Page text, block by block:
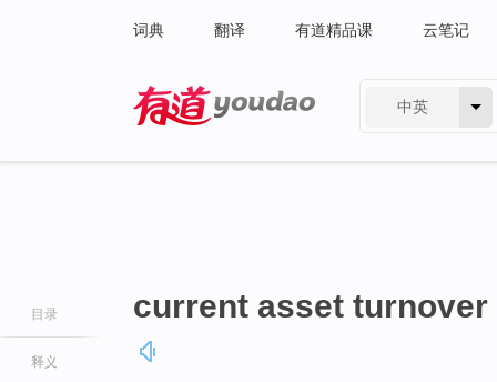
词典 翻译 有道精品课 云笔记
中英
目录
释义
current asset turnover